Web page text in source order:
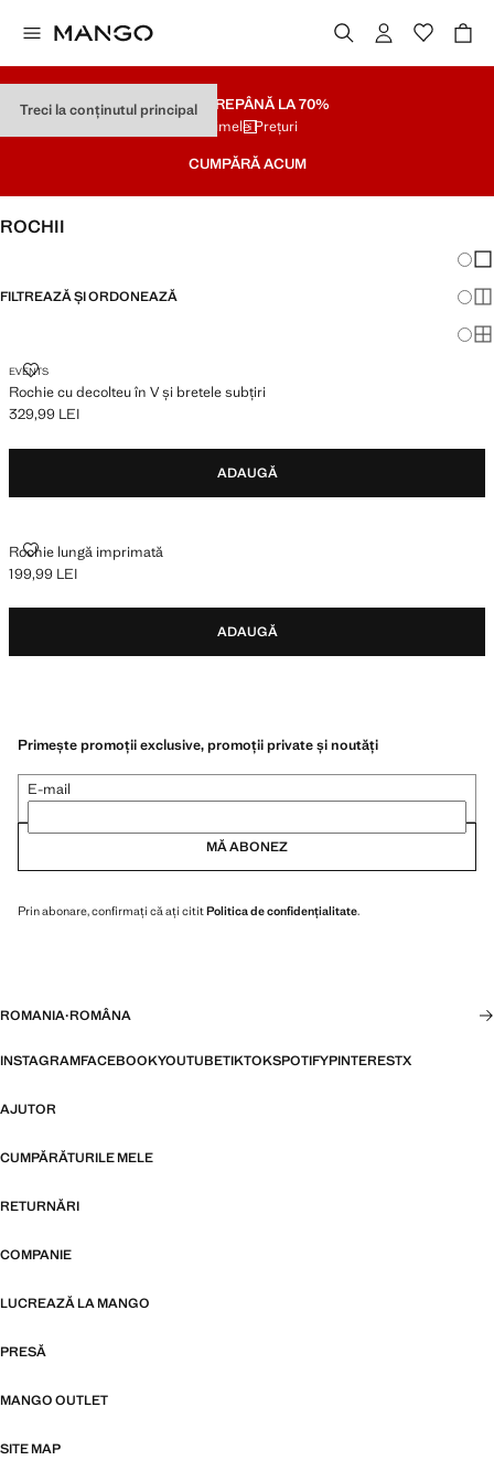
Treci la conținutul principalSOLDAREPÂNĂ LA 70%
Ultimele Prețuri
CUMPĂRĂ ACUM
ROCHII
FILTREAZĂ ȘI ORDONEAZĂ
EVENTS
Rochie cu decolteu în V și bretele subțiri
ROCHIE CU DECOLTEU ÎN V ȘI BRETELE SUBȚIRI
Preț actual [329,99 LEI ]
329,99 LEI
ADAUGĂ
Rochie lungă imprimată
ROCHIE LUNGĂ IMPRIMATĂ
Preț actual [199,99 LEI ]
199,99 LEI
ADAUGĂ
Primește promoții exclusive, promoții private și noutăți
E-mail
MĂ ABONEZ
Prin abonare, confirmați că ați cititPolitica de confidențialitate.
ROMANIA·ROMÂNA
INSTAGRAMFACEBOOKYOUTUBETIKTOKSPOTIFYPINTERESTX
AJUTOR
CUMPĂRĂTURILE MELE
RETURNĂRI
COMPANIE
LUCREAZĂ LA MANGO
PRESĂ
MANGO OUTLET
SITE MAP